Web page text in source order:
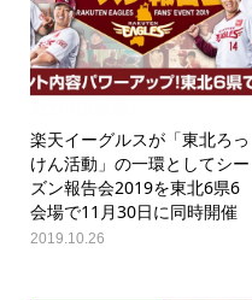
楽天イーグルスが「東北ろっ
けん活動」の一環としてシー
ズン報告会2019を東北6県6
会場で11月30日に同時開催
2019.10.26